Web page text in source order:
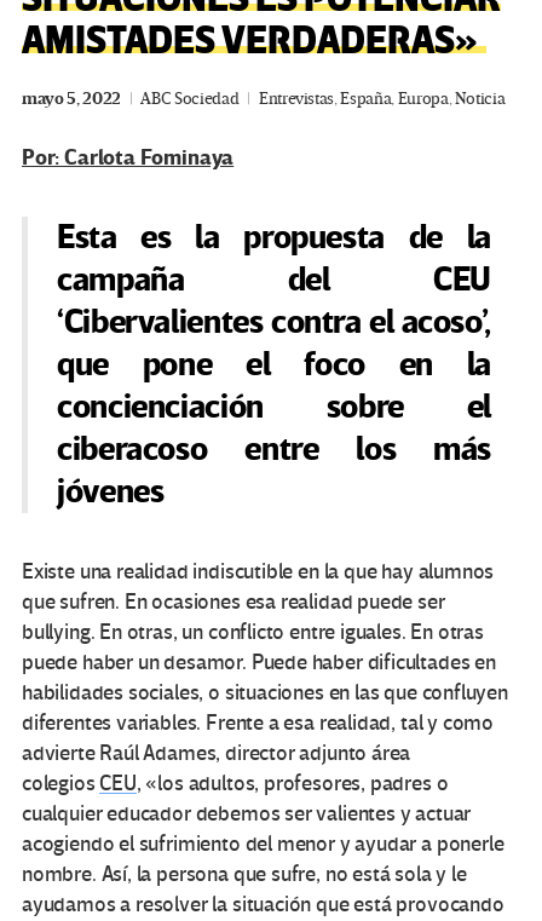
AMISTADES VERDADERAS»
mayo 5, 2022 ABC Sociedad Entrevistas,España,Europa,Noticia
Por: Carlota Fominaya
Esta es la propuesta de la
campaña del CEU
‘Cibervalientes contra el acoso’,
que pone el foco en la
concienciación sobre el
ciberacoso entre los más
jóvenes
Existe una realidad indiscutible en la que hay alumnos
que sufren. En ocasiones esa realidad puede ser
bullying. En otras, un conflicto entre iguales. En otras
puede haber un desamor. Puede haber dificultades en
habilidades sociales, o situaciones en las que confluyen
diferentes variables. Frente a esa realidad, tal y como
advierte Raúl Adames, director adjunto área
colegiosCEU, «los adultos, profesores, padres o
cualquier educador debemos ser valientes y actuar
acogiendo el sufrimiento del menor y ayudar a ponerle
nombre. Así, la persona que sufre, no está sola y le
ayudamos a resolver la situación que está provocando